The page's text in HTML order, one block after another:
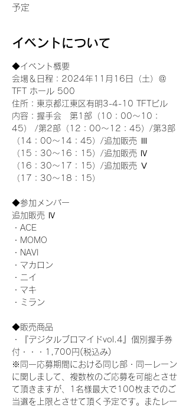
予定
イベントについて
◆イベント概要
会場＆日程：2024年11月16日（土）＠
TFT ホール 500
住所：東京都江東区有明3-4-10 TFTビル
内容：握手会　第1部（10：00～10：
45） /第2部（12：00～12：45）/第3部
（14：00～14：45）/追加販売 Ⅲ
（15：30～16：15）/追加販売 Ⅳ
（16：30～17：15）/追加販売 Ⅴ
（17：30～18：15）
◆参加メンバー
追加販売 Ⅳ
・ACE
・MOMO
・NAVI
・マカロン
・ニイ
・マキ
・ミラン
◆販売商品
・『デジタルブロマイドvol.4』個別握手券
付・・・1,700円(税込み)
※同一応募期間における同じ部・同一レーン
に関しまして、複数枚のご応募を可能とさせ
て頂きますが、1名様最大で100枚までのご
当選を上限とさせて頂く予定です。またレー